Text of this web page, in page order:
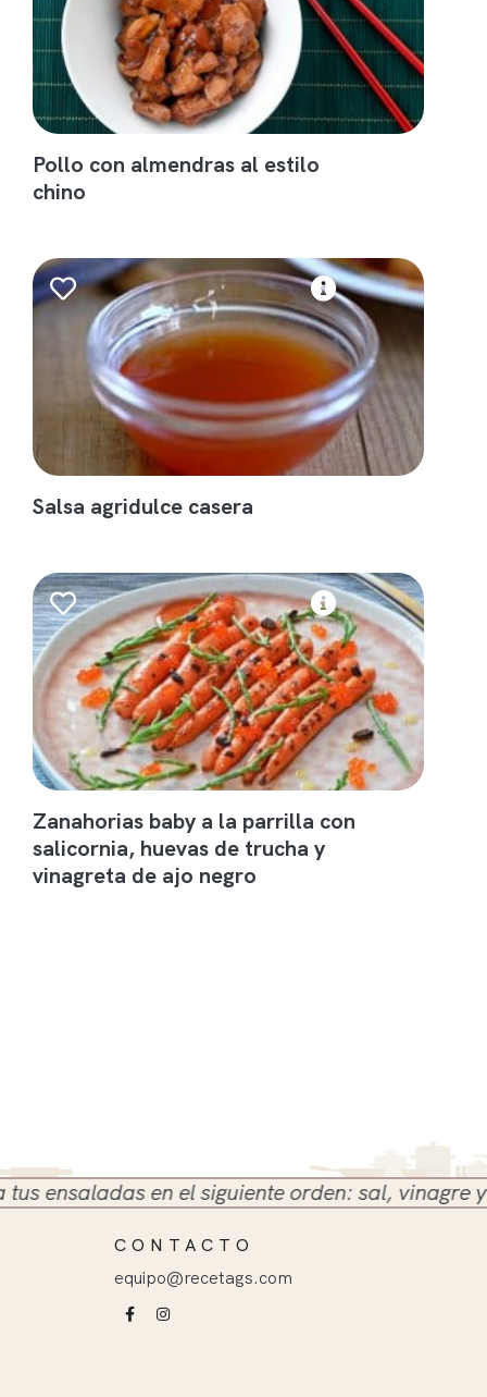
Pollo con almendras al estilo
chino
Salsa agridulce casera
Zanahorias baby a la parrilla con
salicornia, huevas de trucha y
vinagreta de ajo negro
en el siguiente orden: sal, vinagre y
CONTACTO
equipo@recetags.com